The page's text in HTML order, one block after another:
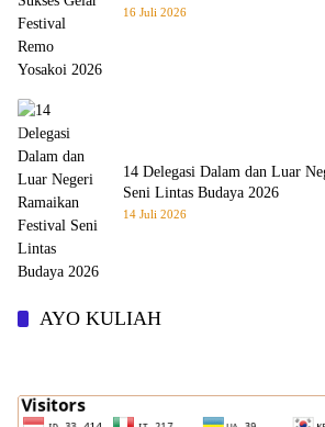
16 Juli 2026
14 Delegasi Dalam dan Luar
Seni Lintas Budaya 2026
14 Juli 2026
AYO KULIAH